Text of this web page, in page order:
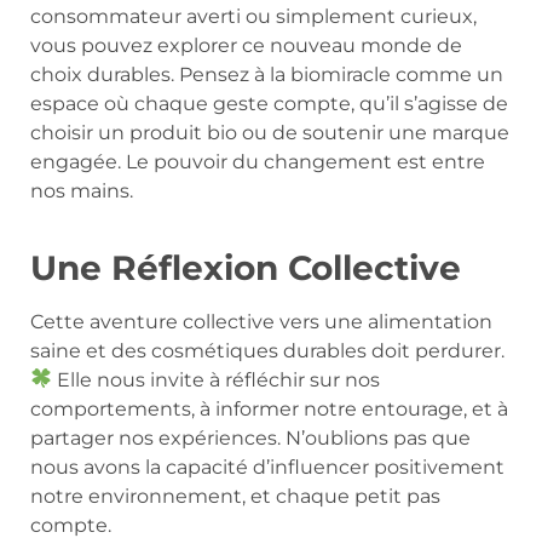
consommateur averti ou simplement curieux,
vous pouvez explorer ce nouveau monde de
choix durables. Pensez à la biomiracle comme un
espace où chaque geste compte, qu’il s’agisse de
choisir un produit bio ou de soutenir une marque
engagée. Le pouvoir du changement est entre
nos mains.
Une Réflexion Collective
Cette aventure collective vers une alimentation
saine et des cosmétiques durables doit perdurer.
Elle nous invite à réfléchir sur nos
comportements, à informer notre entourage, et à
partager nos expériences. N’oublions pas que
nous avons la capacité d’influencer positivement
notre environnement, et chaque petit pas
compte.